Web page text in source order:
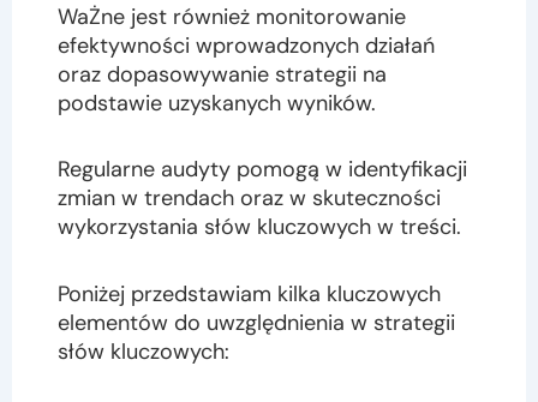
WaŻne jest również monitorowanie
efektywności wprowadzonych działań
oraz dopasowywanie strategii na
podstawie uzyskanych wyników.
Regularne audyty pomogą w identyfikacji
zmian w trendach oraz w skuteczności
wykorzystania słów kluczowych w treści.
Poniżej przedstawiam kilka kluczowych
elementów do uwzględnienia w strategii
słów kluczowych: